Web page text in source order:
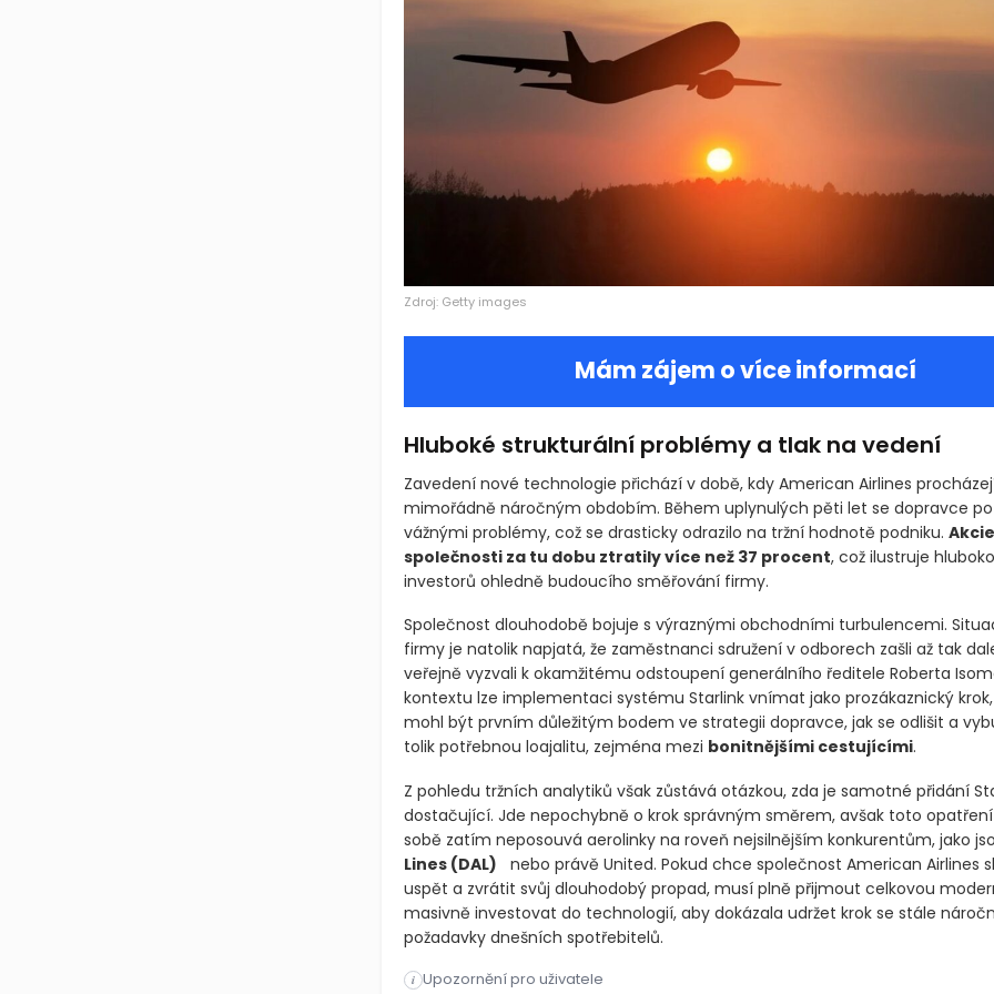
Zdroj: Getty images
Mám zájem o více informací
Hluboké strukturální problémy a tlak na vedení
Zavedení nové technologie přichází v době, kdy American Airlines
mimořádně náročným obdobím. Během uplynulých pěti let se dopravce
vážnými problémy, což se drasticky odrazilo na tržní hodnotě podniku. Akcie
společnosti za tu dobu ztratily více než 37 procent, což ilustruje
investorů ohledně budoucího směřování firmy.
Společnost dlouhodobě bojuje s výraznými obchodními turbulencemi.
firmy je natolik napjatá, že zaměstnanci sdružení v odborech zašli až tak
veřejně vyzvali k okamžitému odstoupení generálního ředitele Roberta
kontextu lze implementaci systému Starlink vnímat jako prozákaznický
mohl být prvním důležitým bodem ve strategii dopravce, jak se odlišit a
tolik potřebnou loajalitu, zejména mezi bonitnějšími cestujícími.
Z pohledu tržních analytiků však zůstává otázkou, zda je samotné přidání
dostačující. Jde nepochybně o krok správným směrem, avšak toto
sobě zatím neposouvá aerolinky na roveň nejsilnějším konkurentům, jako
Lines (DAL)
nebo právě United. Pokud chce společnost American Airlines
uspět a zvrátit svůj dlouhodobý propad, musí plně přijmout celkovou
masivně investovat do technologií, aby dokázala udržet krok se stále
požadavky dnešních spotřebitelů.
American Airlines plánuje od začátku roku 2027 vybavit více než 500
i Upozornění pro uživatele